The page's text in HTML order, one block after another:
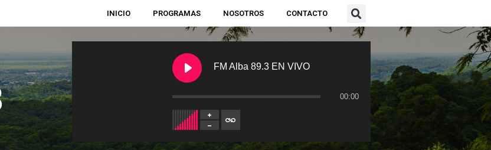
INICIO PROGRAMAS NOSOTROS CONTACTO
FM Alba 89.3 EN VIVO
00:00